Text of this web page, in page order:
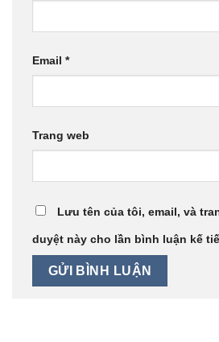
Email *
Trang web
Lưu tên của tôi, email, và
duyệt này cho lần bình luận kế